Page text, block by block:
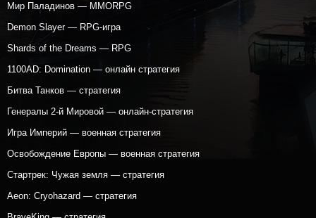
Мир Паладинов — MMORPG
Demon Slayer — RPG-игра
Shards of the Dreams — RPG
1100AD: Domination — онлайн стратегия
Битва Танков — стратегия
Генералы 2-й Мировой — онлайн-стратегия
Игра Империй — военная стратегия
Освобождение Европы — военная стратегия
Стартрек: Чужая земля — стратегия
Aeon: Cryohazard — стратегия